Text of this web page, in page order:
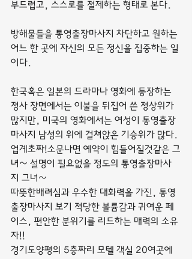
부드럽고, 스스로를 절제하는 형태로 본다.
방해물들을 통영출장마사지 차단하고 원하는
어느 한 곳에 자신의 모든 정신을 집중하는 일
이다.
한국혹은 일본의 드라마나 영화에 등장하는
정사 장면에서는 이불을 뒤집어 쓴 정상위가
많지만, 미국의 영화에서는 여성이 통영출장
마사지 남성의 위에 걸쳐앉은 기승위가 많다.
업계초짜!소문나면 예약이 힘들어질것같은 그
녀~ 설명이 필요없을 정도의 통영출장마사
지 그녀~
따뜻한배려심과 우수한 대화력을 가진, 통영
출장마사지 보기 적당한 볼륨감과 귀여운 페
이스, 편안한 분위기를 리드하는 매력의 소유
자!!
경기도양평의 5층짜리 모텔 객실 20여곳에